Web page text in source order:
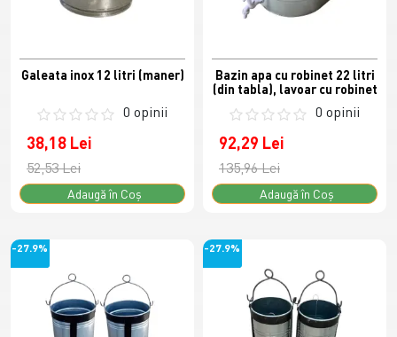
Galeata inox 12 litri (maner)
0 opinii
38,18 Lei
52,53 Lei
Adaugă în Coş
Bazin apa cu robinet 22 litri
(din tabla), lavoar cu robinet
0 opinii
92,29 Lei
135,96 Lei
Adaugă în Coş
-27.9% -27.9%